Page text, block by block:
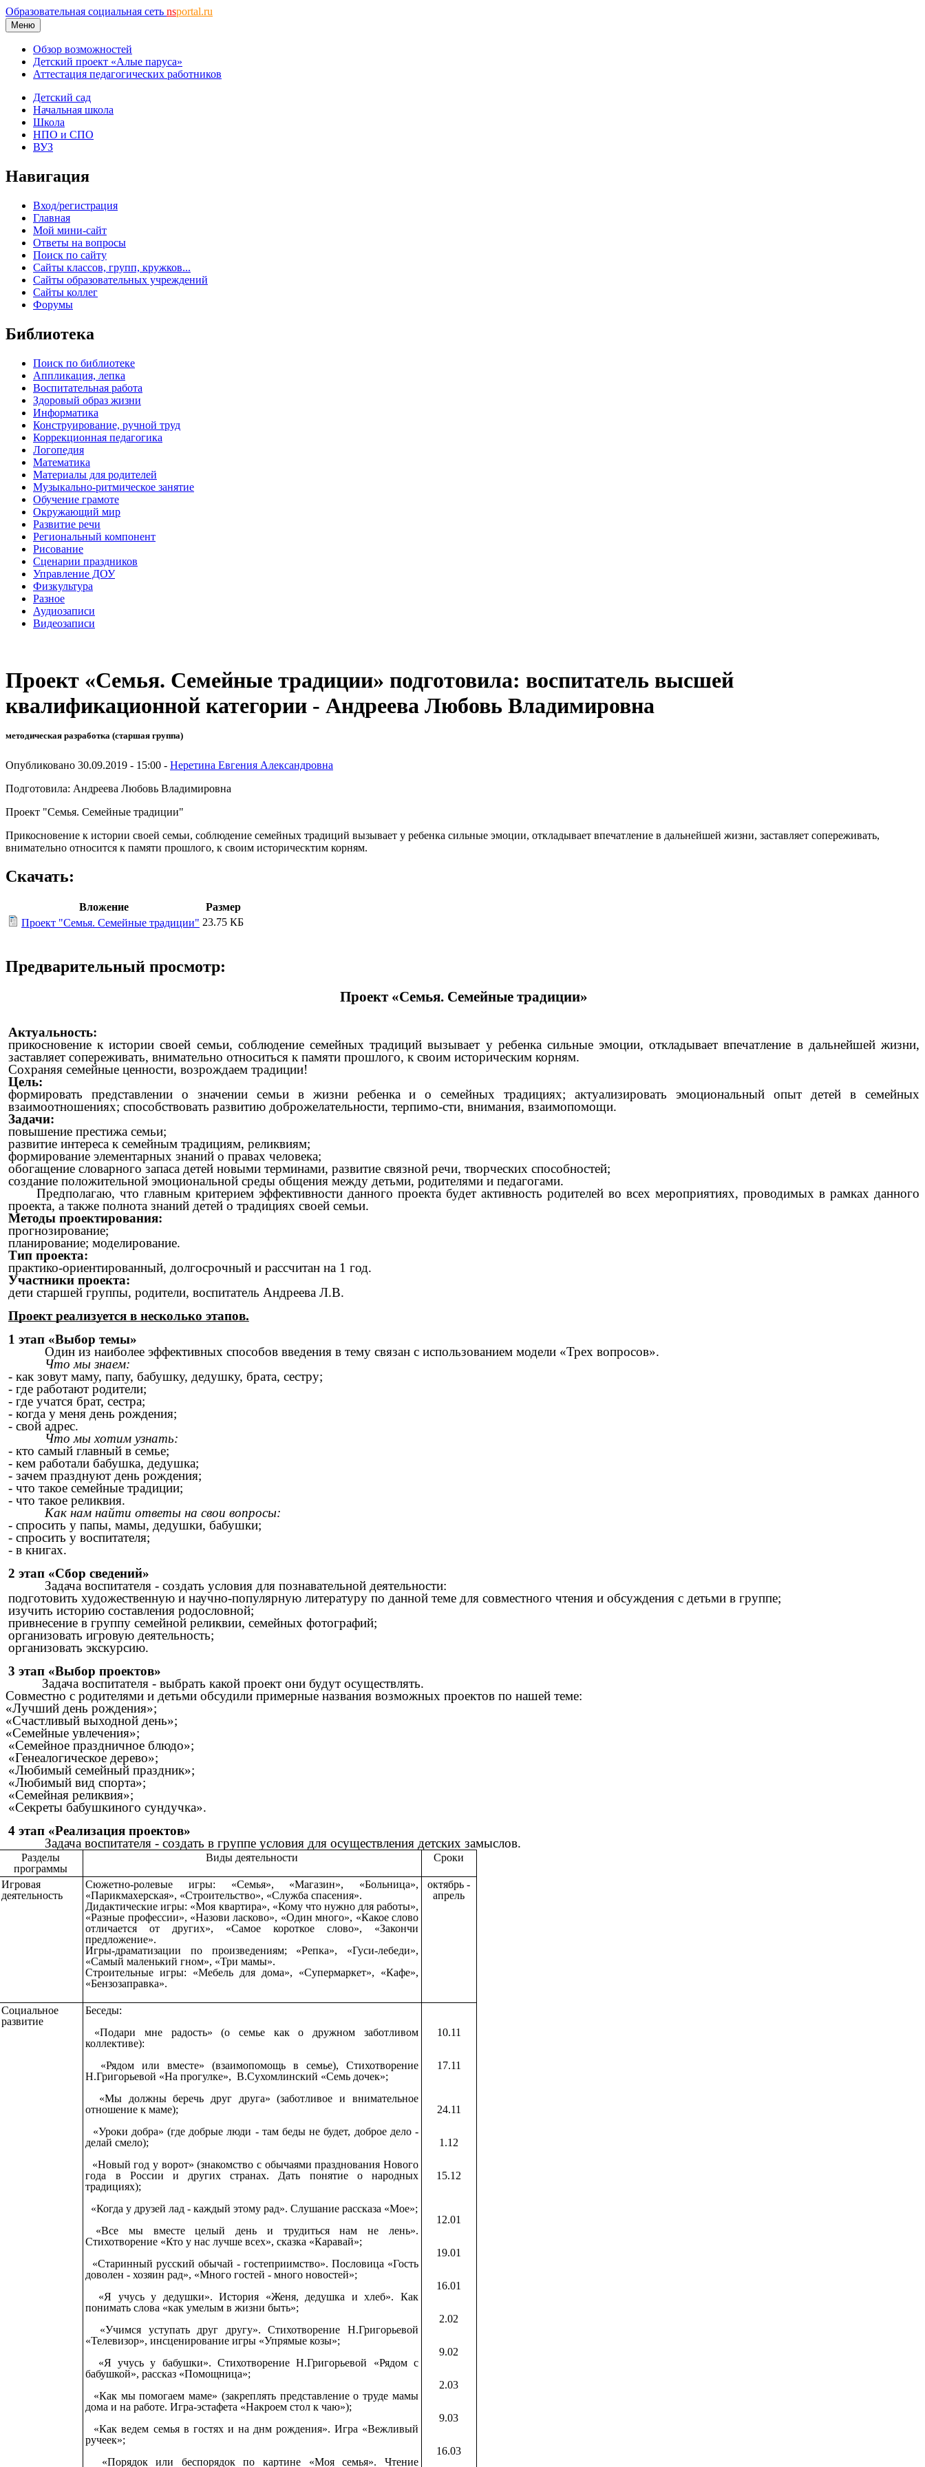
Образовательная социальная сеть nsportal.ru
Меню
Обзор возможностей
Детский проект «Алые паруса»
Аттестация педагогических работников
Детский сад
Начальная школа
Школа
НПО и СПО
ВУЗ
Навигация
Вход/регистрация
Главная
Мой мини-сайт
Ответы на вопросы
Поиск по сайту
Сайты классов, групп, кружков...
Сайты образовательных учреждений
Сайты коллег
Форумы
Библиотека
Поиск по библиотеке
Аппликация, лепка
Воспитательная работа
Здоровый образ жизни
Информатика
Конструирование, ручной труд
Коррекционная педагогика
Логопедия
Математика
Материалы для родителей
Музыкально-ритмическое занятие
Обучение грамоте
Окружающий мир
Развитие речи
Региональный компонент
Рисование
Сценарии праздников
Управление ДОУ
Физкультура
Разное
Аудиозаписи
Видеозаписи
Проект «Семья. Семейные традиции» подготовила: воспитатель высшей
квалификационной категории - Андреева Любовь Владимировна
методическая разработка (старшая группа)
Опубликовано 30.09.2019 - 15:00 - Неретина Евгения Александровна
Подготовила: Андреева Любовь Владимировна
Проект "Семья. Семейные традиции"
Прикосновение к истории своей семьи, соблюдение семейных традиций вызывает у ребенка сильные эмоции, откладывает впечатление в дальнейшей жизни, заставляет сопереживать,
внимательно относится к памяти прошлого, к своим историческтим корням.
Скачать:
Вложение
Размер
Проект "Семья. Семейные традиции" 23.75 КБ
Предварительный просмотр:
Проект «Семья. Семейные традиции»
Актуальность:
прикосновение к истории своей семьи, соблюдение семейных традиций вызывает у ребенка сильные эмоции, откладывает впечатление в дальнейшей жизни,
заставляет сопереживать, внимательно относиться к памяти прошлого, к своим историческим корням.
Сохраняя семейные ценности, возрождаем традиции!
Цель:
формировать представлении о значении семьи в жизни ребенка и о семейных традициях; актуализировать эмоциональный опыт детей в семейных
взаимоотношениях; способствовать развитию доброжелательности, терпимо-сти, внимания, взаимопомощи.
Задачи:
повышение престижа семьи;
развитие интереса к семейным традициям, реликвиям;
формирование элементарных знаний о правах человека;
обогащение словарного запаса детей новыми терминами, развитие связной речи, творческих способностей;
создание положительной эмоциональной среды общения между детьми, родителями и педагогами.
Предполагаю, что главным критерием эффективности данного проекта будет активность родителей во всех мероприятиях, проводимых в рамках данного
проекта, а также полнота знаний детей о традициях своей семьи.
Методы проектирования:
прогнозирование;
планирование; моделирование.
Тип проекта:
практико-ориентированный, долгосрочный и рассчитан на 1 год.
Участники проекта:
дети старшей группы, родители, воспитатель Андреева Л.В.
Проект реализуется в несколько этапов.
1 этап «Выбор темы»
Один из наиболее эффективных способов введения в тему связан с использованием модели «Трех вопросов».
Что мы знаем:
- как зовут маму, папу, бабушку, дедушку, брата, сестру;
- где работают родители;
- где учатся брат, сестра;
- когда у меня день рождения;
- свой адрес.
Что мы хотим узнать:
- кто самый главный в семье;
- кем работали бабушка, дедушка;
- зачем празднуют день рождения;
- что такое семейные традиции;
- что такое реликвия.
Как нам найти ответы на свои вопросы:
- спросить у папы, мамы, дедушки, бабушки;
- спросить у воспитателя;
- в книгах.
2 этап «Сбор сведений»
Задача воспитателя - создать условия для познавательной деятельности:
подготовить художественную и научно-популярную литературу по данной теме для совместного чтения и обсуждения с детьми в группе;
изучить историю составления родословной;
привнесение в группу семейной реликвии, семейных фотографий;
организовать игровую деятельность;
организовать экскурсию.
3 этап «Выбор проектов»
Задача воспитателя - выбрать какой проект они будут осуществлять.
Совместно с родителями и детьми обсудили примерные названия возможных проектов по нашей теме:
«Лучший день рождения»;
«Счастливый выходной день»;
«Семейные увлечения»;
«Семейное праздничное блюдо»;
«Генеалогическое дерево»;
«Любимый семейный праздник»;
«Любимый вид спорта»;
«Семейная реликвия»;
«Секреты бабушкиного сундучка».
4 этап «Реализация проектов»
Задача воспитателя - создать в группе условия для осуществления детских замыслов.
Разделы
программы
Виды деятельности Сроки
Игровая
деятельность
Сюжетно-ролевые игры: «Семья», «Магазин», «Больница»,
«Парикмахерская», «Строительство», «Служба спасения».
Дидактические игры: «Моя квартира», «Кому что нужно для работы»,
«Разные профессии», «Назови ласково», «Один много», «Какое слово
отличается от других», «Самое короткое слово», «Закончи
предложение».
Игры-драматизации по произведениям; «Репка», «Гуси-лебеди»,
«Самый маленький гном», «Три мамы».
Строительные игры: «Мебель для дома», «Супермаркет», «Кафе»,
«Бензозаправка».
октябрь -
апрель
Социальное
развитие
Беседы:
«Подари мне радость» (о семье как о дружном заботливом
коллективе):
«Рядом или вместе» (взаимопомощь в семье), Стихотворение
Н.Григорьевой «На прогулке», В.Сухомлинский «Семь дочек»;
«Мы должны беречь друг друга» (заботливое и внимательное
отношение к маме);
«Уроки добра» (где добрые люди - там беды не будет, доброе дело -
делай смело);
«Новый год у ворот» (знакомство с обычаями празднования Нового
года в России и других странах. Дать понятие о народных
традициях);
«Когда у друзей лад - каждый этому рад». Слушание рассказа «Мое»;
«Все мы вместе целый день и трудиться нам не лень».
Стихотворение «Кто у нас лучше всех», сказка «Каравай»;
«Старинный русский обычай - гостеприимство». Пословица «Гость
доволен - хозяин рад», «Много гостей - много новостей»;
«Я учусь у дедушки». История «Женя, дедушка и хлеб». Как
понимать слова «как умелым в жизни быть»;
«Учимся уступать друг другу». Стихотворение Н.Григорьевой
«Телевизор», инсценирование игры «Упрямые козы»;
«Я учусь у бабушки». Стихотворение Н.Григорьевой «Рядом с
бабушкой», рассказ «Помощница»;
«Как мы помогаем маме» (закреплять представление о труде мамы
дома и на работе. Игра-эстафета «Накроем стол к чаю»);
«Как ведем семья в гостях и на днм рождения». Игра «Вежливый
ручеек»;
«Порядок или беспорядок по картине «Моя семья». Чтение
10.11
17.11
24.11
1.12
15.12
12.01
19.01
16.01
2.02
9.02
2.03
9.03
16.03